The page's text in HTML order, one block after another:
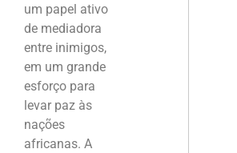
um papel ativo
de mediadora
entre inimigos,
em um grande
esforço para
levar paz às
nações
africanas. A